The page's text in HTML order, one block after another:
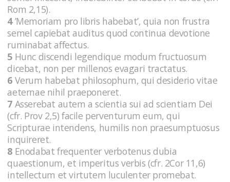
Rom 2,15).
4’Memoriam pro libris habebat’, quia non frustra
semel capiebat auditus quod continua devotione
ruminabat affectus.
5 Hunc discendi legendique modum fructuosum
dicebat, non per millenos evagari tractatus.
6 Verum habebat philosophum, qui desiderio vitae
aeternae nihil praeponeret.
7 Asserebat autem a scientia sui ad scientiam Dei
(cfr. Prov 2,5) facile perventurum eum, qui
Scripturae intendens, humilis non praesumptuosus
inquireret.
8 Enodabat frequenter verbotenus dubia
quaestionum, et imperitus verbis (cfr. 2Cor 11,6)
intellectum et virtutem luculenter promebat.